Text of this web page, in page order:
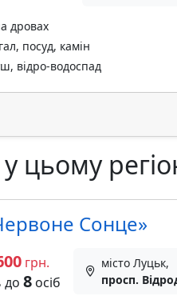
дровах
посуд, камін
відро-водоспад
цьому
Сонце»
грн.
до 8осіб
місто Луцьк,
просп.